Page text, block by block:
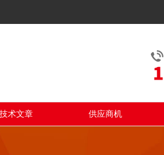
技术文章 供应商机